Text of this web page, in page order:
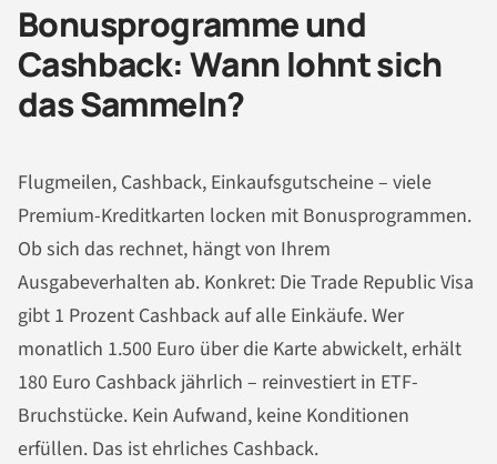
Bonusprogramme und
Cashback: Wann lohnt sich
das Sammeln?
Flugmeilen, Cashback, Einkaufsgutscheine – viele
Premium-Kreditkarten locken mit Bonusprogrammen.
Ob sich das rechnet, hängt von Ihrem
Ausgabeverhalten ab. Konkret: Die Trade Republic Visa
gibt 1 Prozent Cashback auf alle Einkäufe. Wer
monatlich 1.500 Euro über die Karte abwickelt, erhält
180 Euro Cashback jährlich – reinvestiert in ETF-
Bruchstücke. Kein Aufwand, keine Konditionen
erfüllen. Das ist ehrliches Cashback.